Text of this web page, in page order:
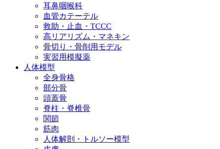
耳鼻咽喉科
血管カテーテル
救助・止血・TCCC
高リアリズム・マネキン
骨切り・骨削用モデル
実習用模擬薬
人体模型
全身骨格
部分骨
頭蓋骨
脊柱・脊椎骨
関節
筋肉
人体解剖・トルソー模型